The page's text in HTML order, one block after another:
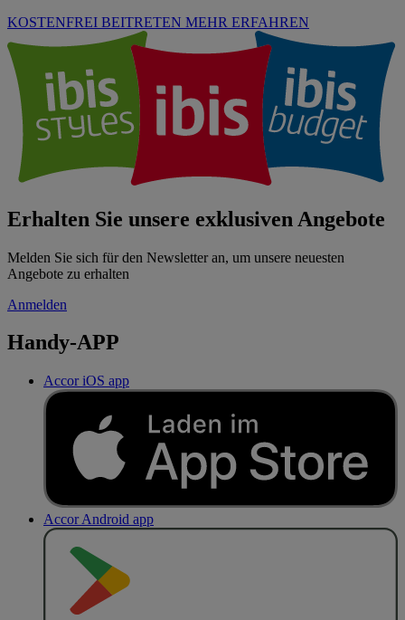
KOSTENFREI BEITRETEN MEHR ERFAHREN
Erhalten Sie unsere exklusiven Angebote
Melden Sie sich für den Newsletter an, um unsere neuesten
Angebote zu erhalten
Anmelden
Handy-APP
Accor iOS app
Accor Android app